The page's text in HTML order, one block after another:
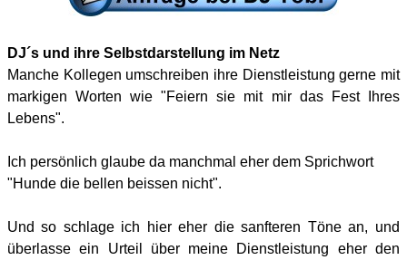
DJ´s und ihre Selbstdarstellung im Netz
Manche Kollegen umschreiben ihre Dienstleistung gerne mit
markigen Worten wie "Feiern sie mit mir das Fest Ihres
Lebens".
Ich persönlich glaube da manchmal eher dem Sprichwort
"Hunde die bellen beissen nicht".
Und so schlage ich hier eher die sanfteren Töne an, und
überlasse ein Urteil über meine Dienstleistung eher den